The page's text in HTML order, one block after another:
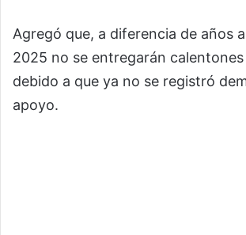
Agregó que, a diferencia de años
2025 no se entregarán calentones
debido a que ya no se registró
apoyo.